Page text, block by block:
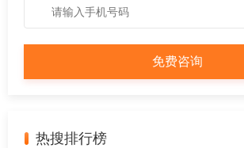
热搜排行榜